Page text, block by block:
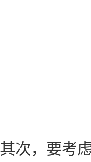
其次，要考